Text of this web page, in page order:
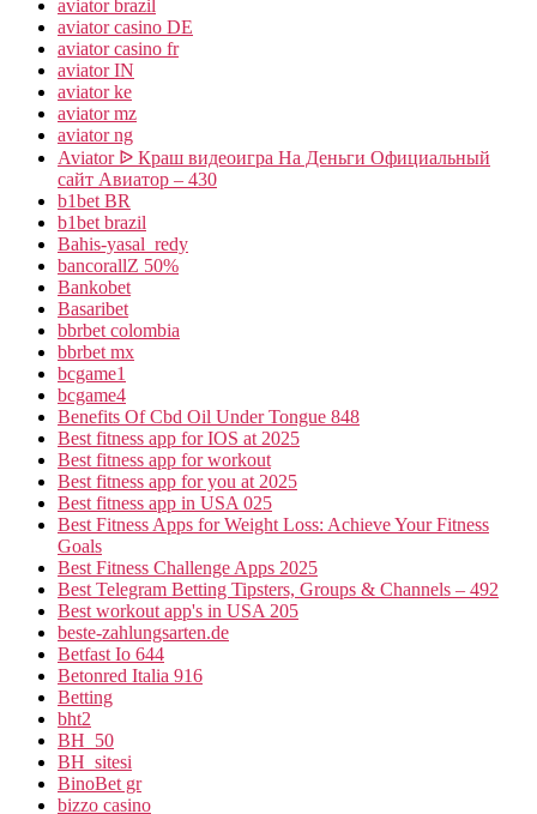
aviator brazil
aviator casino DE
aviator casino fr
aviator IN
aviator ke
aviator mz
aviator ng
Aviator ᐉ Краш видеоигра На Деньги Официальный
сайт Авиатор – 430
b1bet BR
b1bet brazil
Bahis-yasal_redy
bancorallZ 50%
Bankobet
Basaribet
bbrbet colombia
bbrbet mx
bcgame1
bcgame4
Benefits Of Cbd Oil Under Tongue 848
Best fitness app for IOS at 2025
Best fitness app for workout
Best fitness app for you at 2025
Best fitness app in USA 025
Best Fitness Apps for Weight Loss: Achieve Your Fitness
Goals
Best Fitness Challenge Apps 2025
Best Telegram Betting Tipsters, Groups & Channels – 492
Best workout app's in USA 205
beste-zahlungsarten.de
Betfast Io 644
Betonred Italia 916
Betting
bht2
BH_50
BH_sitesi
BinoBet gr
bizzo casino